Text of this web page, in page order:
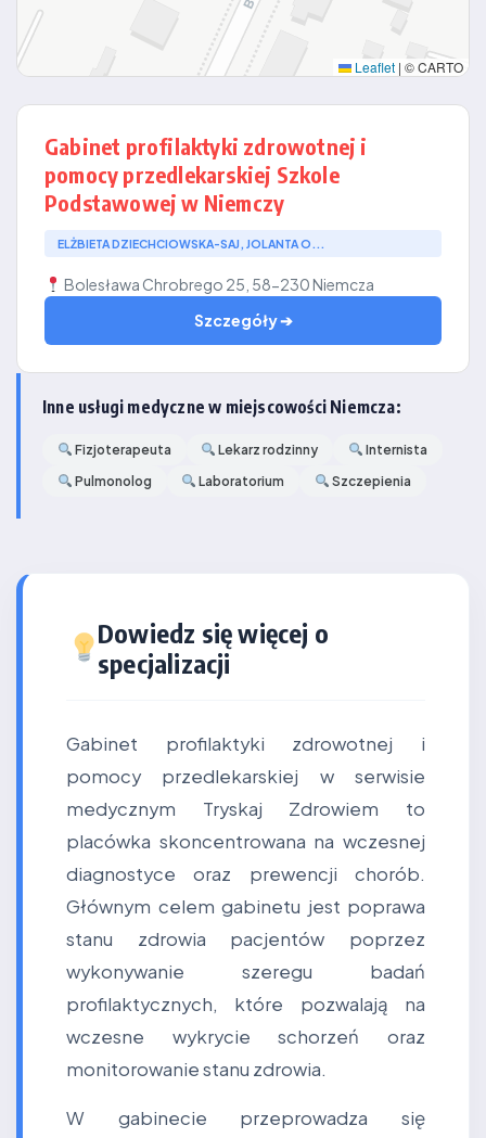
Leaflet | © CARTO
Gabinet profilaktyki zdrowotnej i
pomocy przedlekarskiej Szkole
Podstawowej w Niemczy
ELŻBIETA DZIECHCIOWSKA-SAJ, JOLANTA O...
Bolesława Chrobrego 25, 58-230 Niemcza
Szczegóły ➔
Inne usługi medyczne w miejscowości Niemcza:
Fizjoterapeuta Lekarz rodzinny
Internista
Pulmonolog
Laboratorium Szczepienia
Dowiedz się więcej o
specjalizacji
Gabinet profilaktyki zdrowotnej i
pomocy przedlekarskiej w serwisie
medycznym Tryskaj Zdrowiem to
placówka skoncentrowana na wczesnej
diagnostyce oraz prewencji chorób.
Głównym celem gabinetu jest poprawa
stanu zdrowia pacjentów poprzez
wykonywanie szeregu badań
profilaktycznych, które pozwalają na
wczesne wykrycie schorzeń oraz
monitorowanie stanu zdrowia.
W gabinecie przeprowadza się